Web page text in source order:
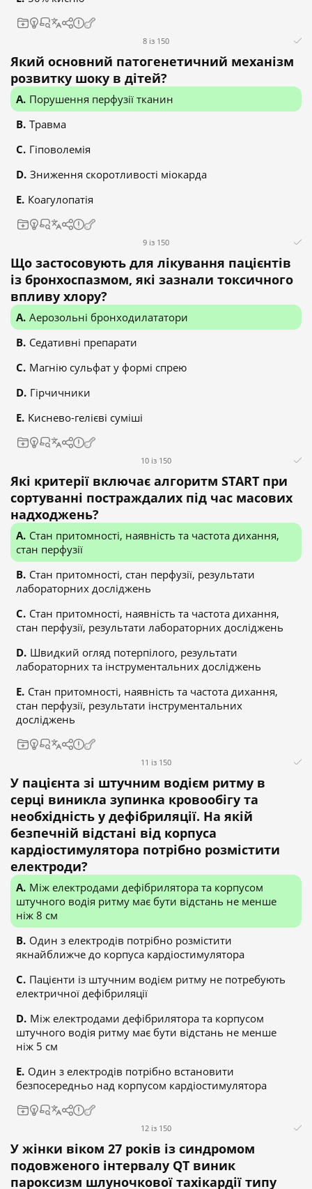
8 із 150
Який основний патогенетичний механізм
розвитку шоку в дітей?
Порушення перфузії тканин
Травма
Гіповолемія
Зниження скоротливості міокарда
Коагулопатія
9 із 150
Що застосовують для лікування пацієнтів
із бронхоспазмом, які зазнали токсичного
впливу хлору?
Аерозольні бронходилататори
Седативні препарати
Магнію сульфат у формі спрею
Гірчичники
Kиснево-гелієві суміші
10 із 150
Які критерії включає алгоритм START при
сортуванні постраждалих під час масових
надходжень?
Стан притомності, наявність та частота дихання,
стан перфузії
Стан притомності, стан перфузії, результати
лабораторних досліджень
Стан притомності, наявність та частота дихання,
стан перфузії, результати лабораторних досліджень
Швидкий огляд потерпілого, результати
лабораторних та інструментальних досліджень
Стан притомності, наявність та частота дихання,
стан перфузії, результати інструментальних
досліджень
11 із 150
У пацієнта зі штучним водієм ритму в
серці виникла зупинка кровообігу та
необхідність у дефібриляції. На якій
безпечній відстані від корпуса
кардіостимулятора потрібно розмістити
електроди?
Між електродами дефібрилятора та корпусом
штучного водія ритму має бути відстань не менше
ніж 8 см
Один з електродів потрібно розмістити
якнайближче до корпуса кардіостимулятора
Пацієнти із штучним водієм ритму не потребують
електричної дефібриляції
Між електродами дефібрилятора та корпусом
штучного водія ритму має бути відстань не менше
ніж 5 см
Один з електродів потрібно встановити
безпосередньо над корпусом кардіостимулятора
12 із 150
У жінки віком 27 років із синдромом
подовженого інтервалу QT виник
пароксизм шлуночкової тахікардії типу